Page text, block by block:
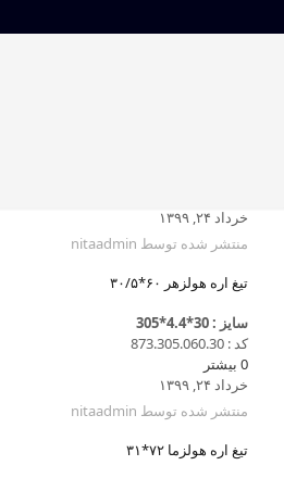
خرداد ۲۴, ۱۳۹۹
منتشر شده توسط nitaadmin
تیغ اره هولزهر ۶۰*۳۰/۵
سایز : 30*4.4*305
کد : 873.305.060.30
0 بیشتر
خرداد ۲۴, ۱۳۹۹
منتشر شده توسط nitaadmin
تیغ اره هولزما ۷۲*۳۱